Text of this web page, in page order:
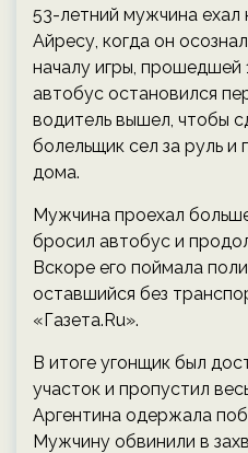
53-летний мужчина
Айресу, когда он
началу игры, прошедшей
автобус остановился
водитель вышел, чтобы
болельщик сел за руль и
дома.
Мужчина проехал
бросил автобус и
Вскоре его поймала
оставшийся без
«Газета.Ru».
В итоге угонщик был
участок и пропустил
Аргентина одержала
Мужчину обвинили в